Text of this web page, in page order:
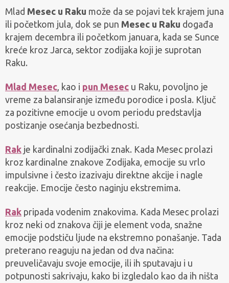
Mlad Mesec u Raku može da se pojavi tek krajem juna
ili početkom jula, dok se pun Mesec u Raku događa
krajem decembra ili početkom januara, kada se Sunce
kreće kroz Jarca, sektor zodijaka koji je suprotan
Raku.
Mlad Mesec, kao i pun Mesec u Raku, povoljno je
vreme za balansiranje između porodice i posla. Ključ
za pozitivne emocije u ovom periodu predstavlja
postizanje osećanja bezbednosti.
Rak je kardinalni zodijački znak. Kada Mesec prolazi
kroz kardinalne znakove Zodijaka, emocije su vrlo
impulsivne i često izazivaju direktne akcije i nagle
reakcije. Emocije često naginju ekstremima.
Rak pripada vodenim znakovima. Kada Mesec prolazi
kroz neki od znakova čiji je element voda, snažne
emocije podstiču ljude na ekstremno ponašanje. Tada
preterano reaguju na jedan od dva načina:
preuveličavaju svoje emocije, ili ih sputavaju i u
potpunosti sakrivaju, kako bi izgledalo kao da ih ništa